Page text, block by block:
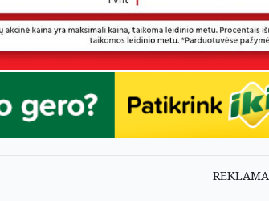
REKLAMA